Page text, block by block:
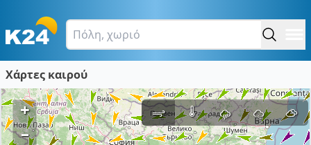
Χάρτες καιρού
+
–